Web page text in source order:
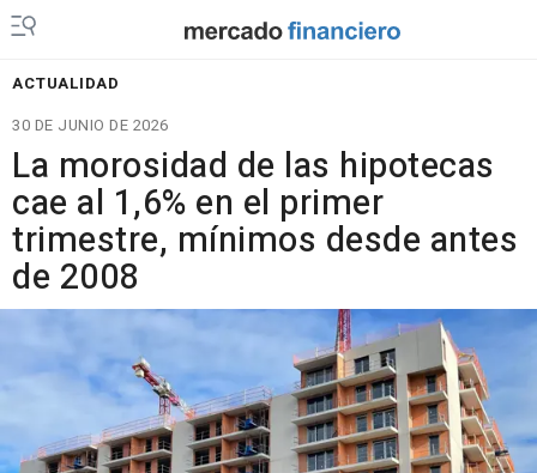
ACTUALIDAD
30 DE JUNIO DE 2026
La morosidad de las hipotecas
cae al 1,6% en el primer
trimestre, mínimos desde antes
de 2008